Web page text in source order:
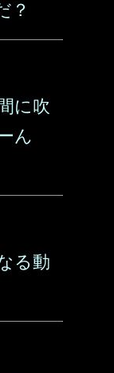
？
に吹
ん
る動